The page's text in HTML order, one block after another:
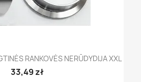
RANKOVĖS NERŪDYDIJA XXL
33,49 zł